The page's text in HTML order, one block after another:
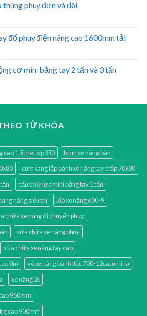
thùng phuy đơn và đôi
đổ phuy điện nâng cao 1600mm tải
cơ mini bằng tay 2 tấn và 3 tấn
TỪ KHÓA
cao 1.5 mét wp350
bơm xe nâng bàn
cùm càng lắp bánh xe nâng tay thấp 70x80
cẩu thủy lực mini bằng tay 1 tấn
nâng siêu thị
lốp xe nâng 600-9
chữa xe nâng di chuyển phuy
sửa chữa xe nâng phuy
sửa chữa xe nâng tay cao
8m
vỏ xe nâng bánh đặc 700-12casumina
xe nâng 2x
950mm
cao 900mm